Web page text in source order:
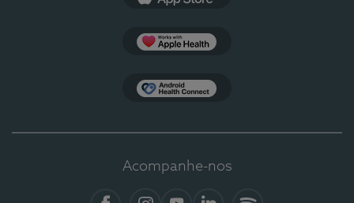
Acompanhe-nos